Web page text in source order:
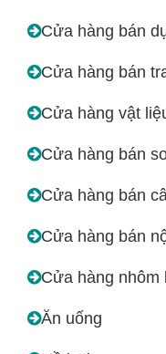
Cửa hàng bán
Cửa hàng bán
Cửa hàng vật
Cửa hàng bán
Cửa hàng bán
Cửa hàng bán
Cửa hàng nhôm
Ăn uống